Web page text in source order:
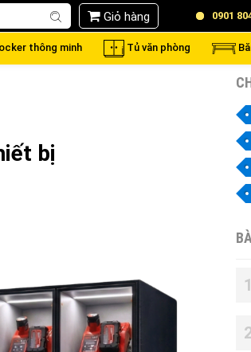
Giỏ hàng 0901
thông minh Tủ văn phòng
bị
1